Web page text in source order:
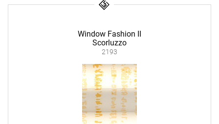
Window Fashion II
Scorluzzo
2193